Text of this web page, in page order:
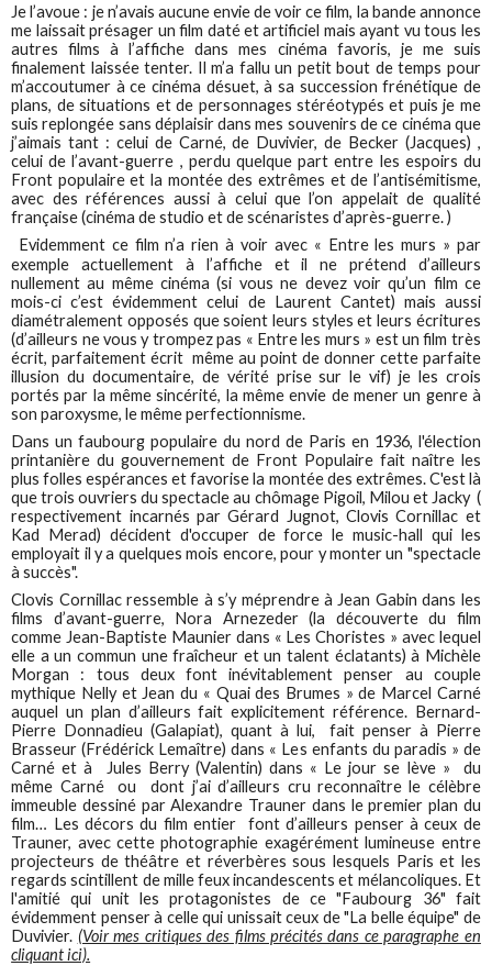
Je l’avoue : je n’avais aucune envie de voir ce film, la bande annonce
me laissait présager un film daté et artificiel mais ayant vu tous les
autres films à l’affiche dans mes cinéma favoris, je me suis
finalement laissée tenter. Il m’a fallu un petit bout de temps pour
m’accoutumer à ce cinéma désuet, à sa succession frénétique de
plans, de situations et de personnages stéréotypés et puis je me
suis replongée sans déplaisir dans mes souvenirs de ce cinéma que
j’aimais tant : celui de Carné, de Duvivier, de Becker (Jacques) ,
celui de l’avant-guerre , perdu quelque part entre les espoirs du
Front populaire et la montée des extrêmes et de l’antisémitisme,
avec des références aussi à celui que l’on appelait de qualité
française (cinéma de studio et de scénaristes d’après-guerre. )
Evidemment ce film n’a rien à voir avec « Entre les murs » par
exemple actuellement à l’affiche et il ne prétend d’ailleurs
nullement au même cinéma (si vous ne devez voir qu’un film ce
mois-ci c’est évidemment celui de Laurent Cantet) mais aussi
diamétralement opposés que soient leurs styles et leurs écritures
(d’ailleurs ne vous y trompez pas « Entre les murs » est un film très
écrit, parfaitement écrit même au point de donner cette parfaite
illusion du documentaire, de vérité prise sur le vif) je les crois
portés par la même sincérité, la même envie de mener un genre à
son paroxysme, le même perfectionnisme.
Dans un faubourg populaire du nord de Paris en 1936, l'élection
printanière du gouvernement de Front Populaire fait naître les
plus folles espérances et favorise la montée des extrêmes. C'est là
que trois ouvriers du spectacle au chômage Pigoil, Milou et Jacky (
respectivement incarnés par Gérard Jugnot, Clovis Cornillac et
Kad Merad) décident d'occuper de force le music-hall qui les
employait il y a quelques mois encore, pour y monter un "spectacle
à succès".
Clovis Cornillac ressemble à s’y méprendre à Jean Gabin dans les
films d’avant-guerre, Nora Arnezeder (la découverte du film
comme Jean-Baptiste Maunier dans « Les Choristes » avec lequel
elle a un commun une fraîcheur et un talent éclatants) à Michèle
Morgan : tous deux font inévitablement penser au couple
mythique Nelly et Jean du « Quai des Brumes » de Marcel Carné
auquel un plan d’ailleurs fait explicitement référence. Bernard-
Pierre Donnadieu (Galapiat), quant à lui, fait penser à Pierre
Brasseur (Frédérick Lemaître) dans « Les enfants du paradis » de
Carné et à Jules Berry (Valentin) dans « Le jour se lève » du
même Carné ou dont j’ai d’ailleurs cru reconnaître le célèbre
immeuble dessiné par Alexandre Trauner dans le premier plan du
film… Les décors du film entier font d’ailleurs penser à ceux de
Trauner, avec cette photographie exagérément lumineuse entre
projecteurs de théâtre et réverbères sous lesquels Paris et les
regards scintillent de mille feux incandescents et mélancoliques. Et
l'amitié qui unit les protagonistes de ce "Faubourg 36" fait
évidemment penser à celle qui unissait ceux de "La belle équipe" de
Duvivier. (Voir mes critiques des films précités dans ce paragraphe en
cliquant ici).